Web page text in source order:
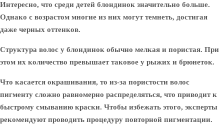
Интересно, что среди детей блондинок значительно больше.
Однако с возрастом многие из них могут темнеть, достигая
даже черных оттенков.
Структура волос у блондинок обычно мелкая и пористая. При
этом их количество превышает таковое у рыжих и брюнеток.
Что касается окрашивания, то из-за пористости волос
пигменту сложно равномерно распределяться, что приводит к
быстрому смыванию краски. Чтобы избежать этого, эксперты
рекомендуют проводить процедуру повторной пигментации.